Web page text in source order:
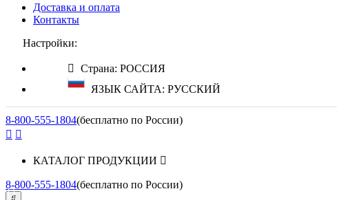
Доставка и оплата
Контакты
Настройки:
Страна: РОССИЯ
ЯЗЫК САЙТА: РУССКИЙ
8-800-555-1804(бесплатно по России)
КАТАЛОГ ПРОДУКЦИИ
8-800-555-1804(бесплатно по России)